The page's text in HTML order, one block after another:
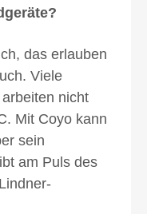
das erlauben
Viele
nicht
Mit Coyo kann
sein
am Puls des